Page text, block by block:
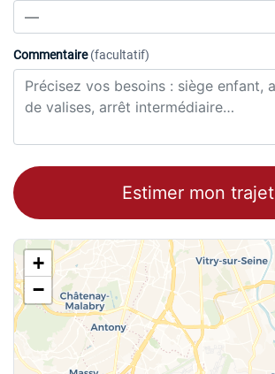
Commentaire(facultatif)
Estimer mon trajet
+
−